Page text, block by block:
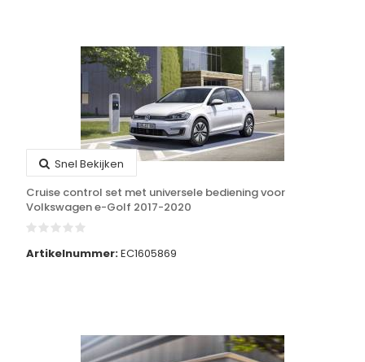
Snel Bekijken
Cruise control set met universele bediening voor
Volkswagen e-Golf 2017-2020
Artikelnummer:EC1605869